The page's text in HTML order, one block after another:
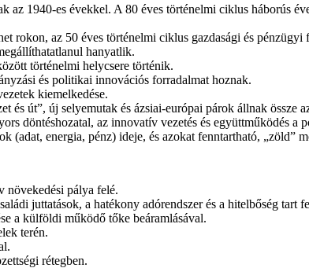
az 1940-es évekkel. A 80 éves történelmi ciklus háborús
rokon, az 50 éves történelmi ciklus gazdasági és pénzügyi
hanyatlik.
történelmi helycsere történik.
és politikai innovációs forradalmat hoznak.
kiemelkedése.
és út”, új selyemutak és ázsiai-európai párok állnak össze
döntéshozatal, az innovatív vezetés és együttműködés a
(adat, energia, pénz) ideje, és azokat fenntartható, „zöld”
növekedési pálya felé.
juttatások, a hatékony adórendszer és a hitelbőség tart
a külföldi működő tőke beáramlásával.
terén.
rétegben.